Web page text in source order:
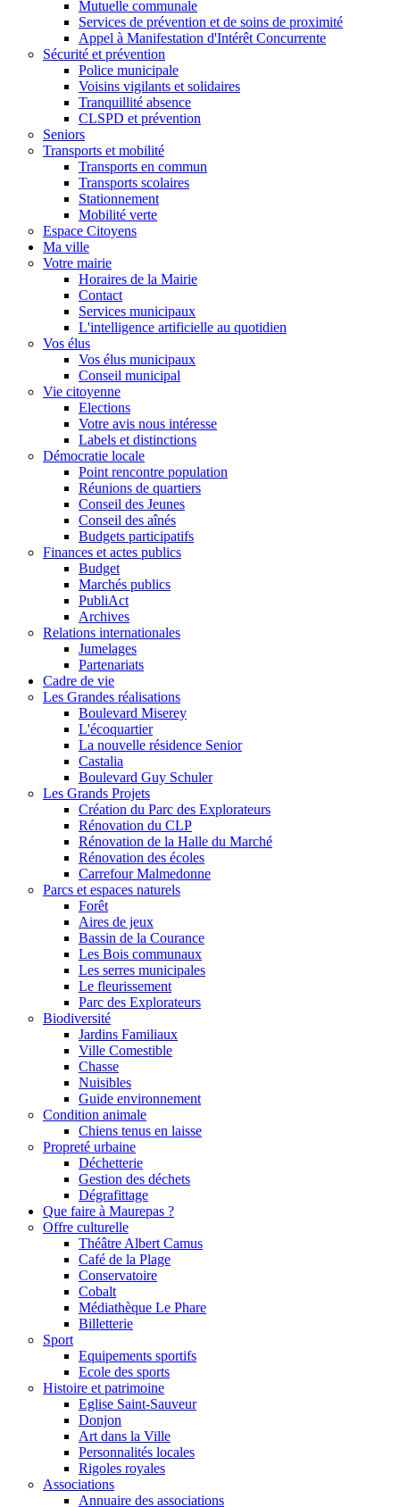
Mutuelle communale
Services de prévention et de soins de proximité
Appel à Manifestation d'Intérêt Concurrente
Sécurité et prévention
Police municipale
Voisins vigilants et solidaires
Tranquillité absence
CLSPD et prévention
Seniors
Transports et mobilité
Transports en commun
Transports scolaires
Stationnement
Mobilité verte
Espace Citoyens
Ma ville
Votre mairie
Horaires de la Mairie
Contact
Services municipaux
L'intelligence artificielle au quotidien
Vos élus
Vos élus municipaux
Conseil municipal
Vie citoyenne
Elections
Votre avis nous intéresse
Labels et distinctions
Démocratie locale
Point rencontre population
Réunions de quartiers
Conseil des Jeunes
Conseil des aînés
Budgets participatifs
Finances et actes publics
Budget
Marchés publics
PubliAct
Archives
Relations internationales
Jumelages
Partenariats
Cadre de vie
Les Grandes réalisations
Boulevard Miserey
L'écoquartier
La nouvelle résidence Senior
Castalia
Boulevard Guy Schuler
Les Grands Projets
Création du Parc des Explorateurs
Rénovation du CLP
Rénovation de la Halle du Marché
Rénovation des écoles
Carrefour Malmedonne
Parcs et espaces naturels
Forêt
Aires de jeux
Bassin de la Courance
Les Bois communaux
Les serres municipales
Le fleurissement
Parc des Explorateurs
Biodiversité
Jardins Familiaux
Ville Comestible
Chasse
Nuisibles
Guide environnement
Condition animale
Chiens tenus en laisse
Propreté urbaine
Déchetterie
Gestion des déchets
Dégrafittage
Que faire à Maurepas ?
Offre culturelle
Théâtre Albert Camus
Café de la Plage
Conservatoire
Cobalt
Médiathèque Le Phare
Billetterie
Sport
Equipements sportifs
Ecole des sports
Histoire et patrimoine
Eglise Saint-Sauveur
Donjon
Art dans la Ville
Personnalités locales
Rigoles royales
Associations
Annuaire des associations